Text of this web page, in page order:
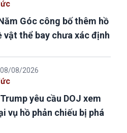
Góc công bố thêm hồ
vật thể bay chưa xác định
08/2026
yêu cầu DOJ xem
vụ hồ phản chiếu bị phá